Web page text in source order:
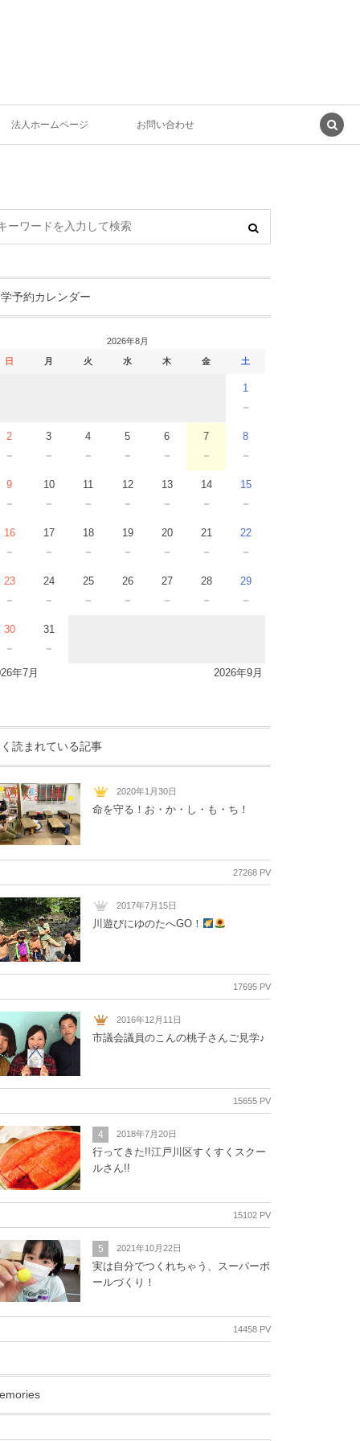
法人ホームページ お問い合わせ
予約カレンダー
2026年8月
日 月 火 水 木 金 土
1
－
2
－
3
－
4
－
5
－
6
－
7
－
8
－
9
－
10
－
11
－
12
－
13
－
14
－
15
－
16
－
17
－
18
－
19
－
20
－
21
－
22
－
23
－
24
－
25
－
26
－
27
－
28
－
29
－
30
－
31
－
年7月 2026年9月
読まれている記事
2020年1月30日
命を守る！お・か・し・も・ち！
27268 PV
2017年7月15日
川遊びにゆのたへGO！
17695 PV
2016年12月11日
市議会議員のこんの桃子さんご見学♪
15655 PV
4 2018年7月20日
行ってきた!!江戸川区すくすくスクー
ルさん!!
15102 PV
5 2021年10月22日
実は自分でつくれちゃう、スーパーボ
ールづくり！
14458 PV